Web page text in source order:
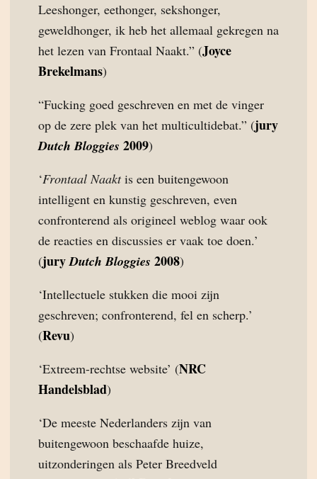
Leeshonger, eethonger, sekshonger,
geweldhonger, ik heb het allemaal gekregen na
het lezen van Frontaal Naakt.” (Joyce
Brekelmans)
“Fucking goed geschreven en met de vinger
op de zere plek van het multicultidebat.” (jury
Dutch Bloggies 2009)
‘Frontaal Naaktis een buitengewoon
intelligent en kunstig geschreven, even
confronterend als origineel weblog waar ook
de reacties en discussies er vaak toe doen.’
(juryDutch Bloggies 2008)
‘Intellectuele stukken die mooi zijn
geschreven; confronterend, fel en scherp.’
(Revu)
‘Extreem-rechtse website’ (NRC
Handelsblad)
‘De meeste Nederlanders zijn van
buitengewoon beschaafde huize,
uitzonderingen als Peter Breedveld